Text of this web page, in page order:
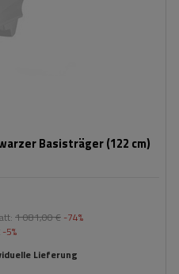
Basisträger (122 cm)
1 081,00 € -74%
-5%
Lieferung